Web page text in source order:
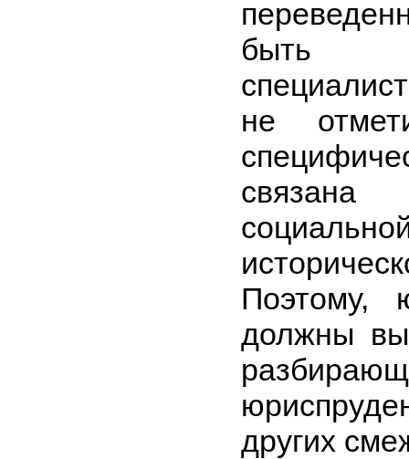
быть
не
Поэтому,
должны
других